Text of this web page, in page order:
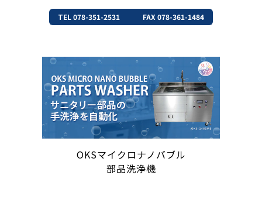
TEL 078-351-2531 FAX 078-361-1484
OKSマイクロナノバブル
部品洗浄機